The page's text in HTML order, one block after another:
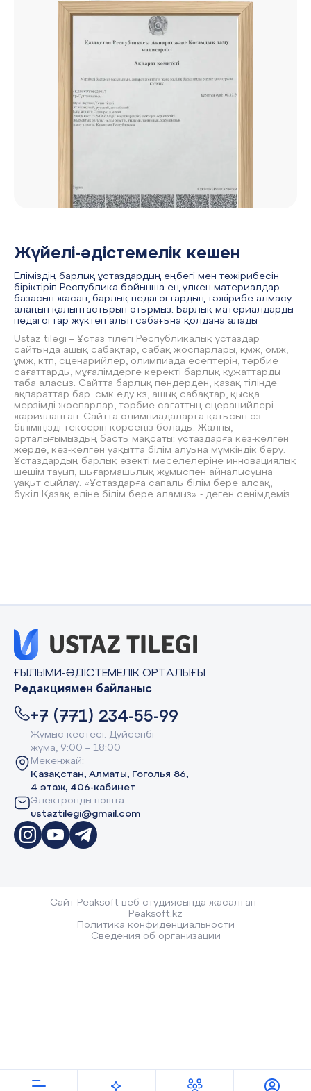
Жүйелі-әдістемелік кешен
Еліміздің барлық ұстаздардың еңбегі мен тәжірибесін
біріктіріп Республика бойынша ең үлкен материалдар
базасын жасап, барлық педагогтардың тәжірибе алмасу
алаңын қалыптастырып отырмыз. Барлық материалдарды
педагогтар жүктеп алып сабағына қолдана алады
Ustaz tilegi – Ұстаз тілегі Республикалық ұстаздар
сайтында ашық сабақтар, сабақ жоспарлары, қмж, омж,
ұмж, ктп, сценарийлер, олимпиада есептерін, тәрбие
сағаттарды, мұғалімдерге керекті барлық құжаттарды
таба аласыз. Сайтта барлық пәндерден, қазақ тілінде
ақпараттар бар. смк еду кз, ашық сабақтар, қысқа
мерзімді жоспарлар, тәрбие сағаттың сцеранийлері
жарияланған. Сайтта олимпиадаларға қатысып өз
біліміңізді тексеріп көрсеңіз болады. Жалпы,
орталығымыздың басты мақсаты: ұстаздарға кез-келген
жерде, кез-келген уақытта білім алуына мүмкіндік беру.
Ұстаздардың барлық өзекті мәселелеріне инновациялық
шешім тауып, шығармашылық жұмыспен айналысуына
уақыт сыйлау. «Ұстаздарға сапалы білім бере алсақ,
бүкіл Қазақ еліне білім бере аламыз» - деген сенімдеміз.
ҒЫЛЫМИ-ӘДІСТЕМЕЛІК ОРТАЛЫҒЫ
Редакциямен байланыс
+7 (771) 234-55-99
Жұмыс кестесі: Дүйсенбі –
жұма, 9:00 – 18:00
Мекенжай:
Қазақстан, Алматы, Гоголья 86,
4 этаж, 406-кабинет
Электронды пошта
ustaztilegi@gmail.com
Сайт Peaksoft веб-студиясында жасалған -
Peaksoft.kz
Политика конфиденциальности
Сведения об организации